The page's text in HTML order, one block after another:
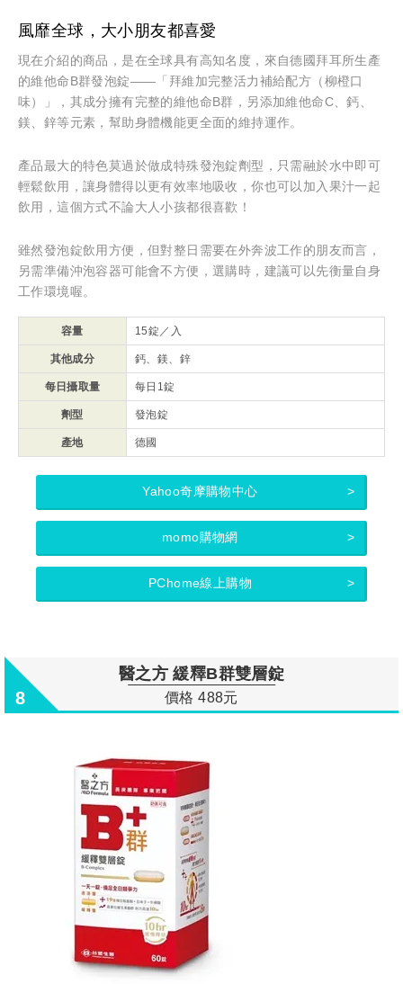
風靡全球，大小朋友都喜愛
現在介紹的商品，是在全球具有高知名度，來自德國拜耳所生產
的維他命B群發泡錠——「拜維加完整活力補給配方（柳橙口
味）」，其成分擁有完整的維他命B群，另添加維他命C、鈣、
鎂、鋅等元素，幫助身體機能更全面的維持運作。
產品最大的特色莫過於做成特殊發泡錠劑型，只需融於水中即可
輕鬆飲用，讓身體得以更有效率地吸收，你也可以加入果汁一起
飲用，這個方式不論大人小孩都很喜歡！
雖然發泡錠飲用方便，但對整日需要在外奔波工作的朋友而言，
另需準備沖泡容器可能會不方便，選購時，建議可以先衡量自身
工作環境喔。
容量 15錠／入
其他成分 鈣、鎂、鋅
每日攝取量 每日1錠
劑型 發泡錠
產地 德國
Yahoo奇摩購物中心
momo購物網
PChome線上購物
8
醫之方 緩釋B群雙層錠
價格 488元